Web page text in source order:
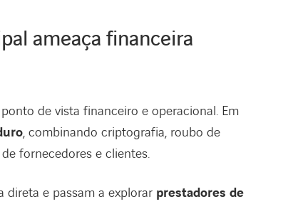
ameaça financeira
de vista financeiro e operacional. Em
, combinando criptografia, roubo de
fornecedores e clientes.
direta e passam a explorar prestadores de